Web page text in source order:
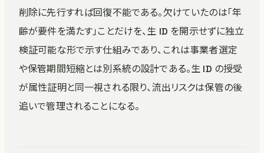
削除に先行すれば回復不能である。欠けていたのは「年
齢が要件を満たす」ことだけを、生 ID を開示せずに独立
検証可能な形で示す仕組みであり、これは事業者選定
や保管期間短縮とは別系統の設計である。生 ID の授受
が属性証明と同一視される限り、流出リスクは保管の後
追いで管理されることになる。